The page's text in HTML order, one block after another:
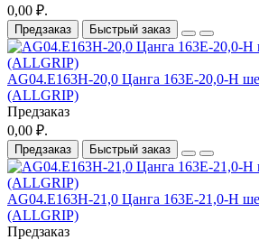
0,00 ₽.
Предзаказ Быстрый заказ
AG04.E163H-20,0 Цанга 163E-20,0-H
(ALLGRIP)
Предзаказ
0,00 ₽.
Предзаказ Быстрый заказ
AG04.E163H-21,0 Цанга 163E-21,0-H
(ALLGRIP)
Предзаказ